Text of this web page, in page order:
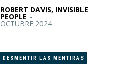
ROBERT DAVIS, INVISIBLE
PEOPLE -
OCTUBRE 2024
DESMENTIR LAS MENTIRAS